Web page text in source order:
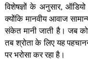
विशेषज्ञों के अनुसार,
क्योंकि मानवीय आवाज
संकेत मानी जाती है। जब
तब श्रोता के लिए यह
पर भरोसा कर रहा है।